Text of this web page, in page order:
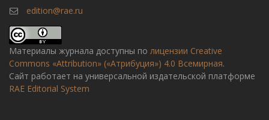
edition@rae.ru
Материалы журнала доступны по лицензии Creative
Commons «Attribution» («Атрибуция») 4.0 Всемирная.
Сайт работает на универсальной издательской платформе
RAE Editorial System